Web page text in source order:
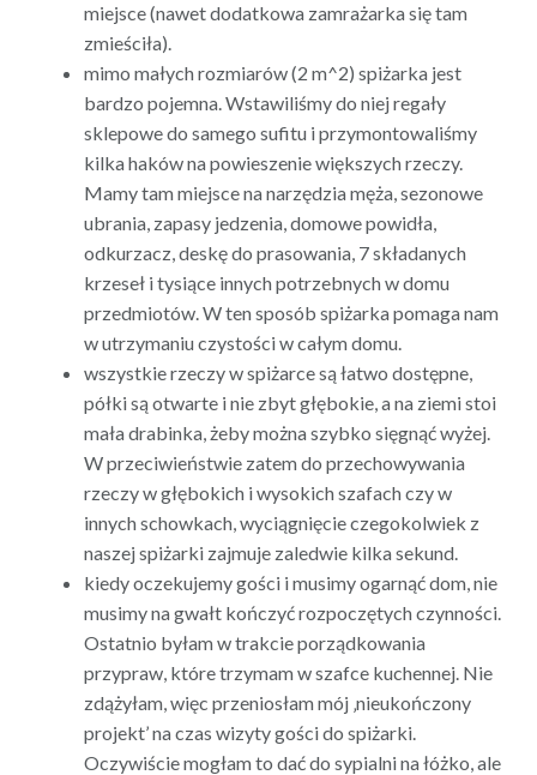
miejsce (nawet dodatkowa zamrażarka się tam
zmieściła).
mimo małych rozmiarów (2 m^2) spiżarka jest
bardzo pojemna. Wstawiliśmy do niej regały
sklepowe do samego sufitu i przymontowaliśmy
kilka haków na powieszenie większych rzeczy.
Mamy tam miejsce na narzędzia męża, sezonowe
ubrania, zapasy jedzenia, domowe powidła,
odkurzacz, deskę do prasowania, 7 składanych
krzeseł i tysiące innych potrzebnych w domu
przedmiotów. W ten sposób spiżarka pomaga nam
w utrzymaniu czystości w całym domu.
wszystkie rzeczy w spiżarce są łatwo dostępne,
półki są otwarte i nie zbyt głębokie, a na ziemi stoi
mała drabinka, żeby można szybko sięgnąć wyżej.
W przeciwieństwie zatem do przechowywania
rzeczy w głębokich i wysokich szafach czy w
innych schowkach, wyciągnięcie czegokolwiek z
naszej spiżarki zajmuje zaledwie kilka sekund.
kiedy oczekujemy gości i musimy ogarnąć dom, nie
musimy na gwałt kończyć rozpoczętych czynności.
Ostatnio byłam w trakcie porządkowania
przypraw, które trzymam w szafce kuchennej. Nie
zdążyłam, więc przeniosłam mój ‚nieukończony
projekt’ na czas wizyty gości do spiżarki.
Oczywiście mogłam to dać do sypialni na łóżko, ale